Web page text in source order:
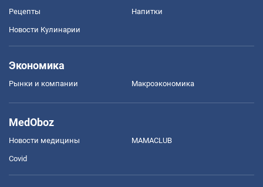
Рецепты Напитки
Новости Кулинарии
Экономика
Рынки и компании Mакроэкономика
MedOboz
Новости медицины MAMACLUB
Covid